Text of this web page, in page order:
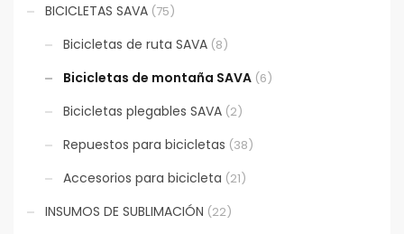
BICICLETAS SAVA (75)
Bicicletas de ruta SAVA (8)
Bicicletas de montaña SAVA (6)
Bicicletas plegables SAVA (2)
Repuestos para bicicletas (38)
Accesorios para bicicleta (21)
INSUMOS DE SUBLIMACIÓN (22)